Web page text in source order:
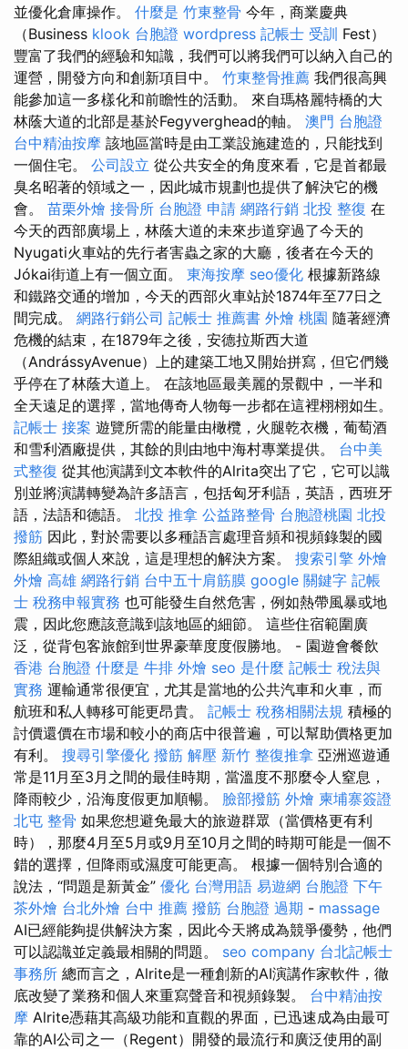
並優化倉庫操作。 什麼是 竹東整骨 今年，商業慶典
（Business klook 台胞證 wordpress 記帳士 受訓 Fest）
豐富了我們的經驗和知識，我們可以將我們可以納入自己的
運營，開發方向和創新項目中。 竹東整骨推薦 我們很高興
能參加這一多樣化和前瞻性的活動。 來自瑪格麗特橋的大
林蔭大道的北部是基於Fegyverghead的軸。 澳門 台胞證
台中精油按摩 該地區當時是由工業設施建造的，只能找到
一個住宅。 公司設立 從公共安全的角度來看，它是首都最
臭名昭著的領域之一，因此城市規劃也提供了解決它的機
會。 苗栗外燴 接骨所 台胞證 申請 網路行銷 北投 整復 在
今天的西部廣場上，林蔭大道的未來步道穿過了今天的
Nyugati火車站的先行者害蟲之家的大廳，後者在今天的
Jókai街道上有一個立面。 東海按摩 seo優化 根據新路線
和鐵路交通的增加，今天的西部火車站於1874年至77日之
間完成。 網路行銷公司 記帳士 推薦書 外燴 桃園 隨著經濟
危機的結束，在1879年之後，安德拉斯西大道
（AndrássyAvenue）上的建築工地又開始拼寫，但它們幾
乎停在了林蔭大道上。 在該地區最美麗的景觀中，一半和
全天遠足的選擇，當地傳奇人物每一步都在這裡栩栩如生。
記帳士 接案 遊覽所需的能量由橄欖，火腿乾衣機，葡萄酒
和雪利酒廠提供，其餘的則由地中海村專業提供。 台中美
式整復 從其他演講到文本軟件的Alrita突出了它，它可以識
別並將演講轉變為許多語言，包括匈牙利語，英語，西班牙
語，法語和德語。 北投 推拿 公益路整骨 台胞證桃園 北投
撥筋 因此，對於需要以多種語言處理音頻和視頻錄製的國
際組織或個人來說，這是理想的解決方案。 搜索引擎 外燴
外燴 高雄 網路行銷 台中五十肩筋膜 google 關鍵字 記帳
士 稅務申報實務 也可能發生自然危害，例如熱帶風暴或地
震，因此您應該意識到該地區的細節。 這些住宿範圍廣
泛，從背包客旅館到世界豪華度度假勝地。 - 園遊會餐飲
香港 台胞證 什麼是 牛排 外燴 seo 是什麼 記帳士 稅法與
實務 運輸通常很便宜，尤其是當地的公共汽車和火車，而
航班和私人轉移可能更昂貴。 記帳士 稅務相關法規 積極的
討價還價在市場和較小的商店中很普遍，可以幫助價格更加
有利。 搜尋引擎優化 撥筋 解壓 新竹 整復推拿 亞洲巡遊通
常是11月至3月之間的最佳時期，當溫度不那麼令人窒息，
降雨較少，沿海度假更加順暢。 臉部撥筋 外燴 柬埔寨簽證
北屯 整骨 如果您想避免最大的旅遊群眾（當價格更有利
時），那麼4月至5月或9月至10月之間的時期可能是一個不
錯的選擇，但降雨或濕度可能更高。 根據一個特別合適的
說法，“問題是新黃金” 優化 台灣用語 易遊網 台胞證 下午
茶外燴 台北外燴 台中 推薦 撥筋 台胞證 過期 - massage
AI已經能夠提供解決方案，因此今天將成為競爭優勢，他們
可以認識並定義最相關的問題。 seo company 台北記帳士
事務所 總而言之，Alrite是一種創新的AI演講作家軟件，徹
底改變了業務和個人來重寫聲音和視頻錄製。 台中精油按
摩 Alrite憑藉其高級功能和直觀的界面，已迅速成為由最可
靠的AI公司之一（Regent）開發的最流行和廣泛使用的副